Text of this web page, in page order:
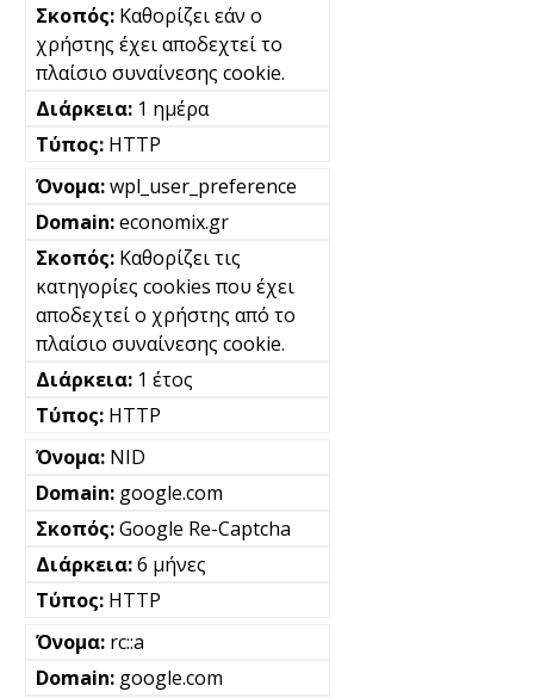
Καθορίζει εάν ο
χρήστης έχει αποδεχτεί το
πλαίσιο συναίνεσης cookie.
1 ημέρα
HTTP
wpl_user_preference
economix.gr
Καθορίζει τις
κατηγορίες cookies που έχει
αποδεχτεί ο χρήστης από το
πλαίσιο συναίνεσης cookie.
1 έτος
HTTP
NID
google.com
Google Re-Captcha
6 μήνες
HTTP
rc::a
google.com